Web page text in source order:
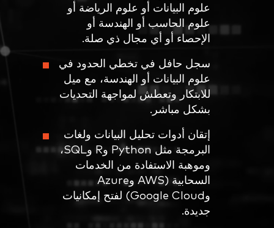
علوم البيانات أو علوم الرياضة أو
علوم الحاسب أو الهندسة أو
الإحصاء أو أي مجال ذي صلة.
سجل حافل في تخطي الحدود في
علوم البيانات أو الهندسة، مع ميل
للابتكار وتعطش لمواجهة التحديات
بشكل مباشر.
إتقان أدوات تحليل البيانات ولغات
البرمجة مثل Python وR وSQL،
وموهبة الاستفادة من الخدمات
السحابية (AWS وAzure
وGoogle Cloud) لفتح إمكانيات
جديدة.